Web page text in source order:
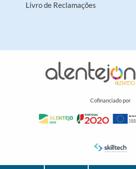
Livro de Reclamações
Cofinanciado por